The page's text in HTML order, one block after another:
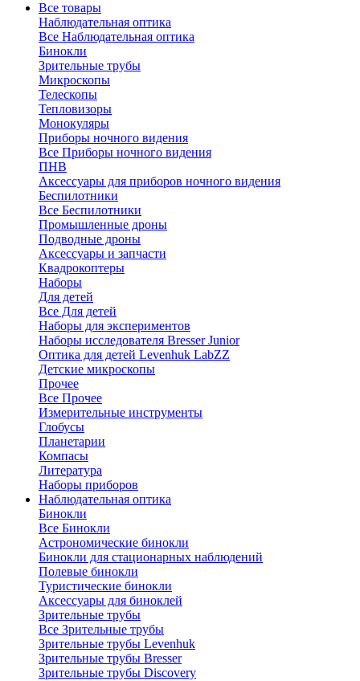
Все товары
Наблюдательная оптика
Все Наблюдательная оптика
Бинокли
Зрительные трубы
Микроскопы
Телескопы
Тепловизоры
Монокуляры
Приборы ночного видения
Все Приборы ночного видения
ПНВ
Аксессуары для приборов ночного видения
Беспилотники
Все Беспилотники
Промышленные дроны
Подводные дроны
Аксессуары и запчасти
Квадрокоптеры
Наборы
Для детей
Все Для детей
Наборы для экспериментов
Наборы исследователя Bresser Junior
Оптика для детей Levenhuk LabZZ
Детские микроскопы
Прочее
Все Прочее
Измерительные инструменты
Глобусы
Планетарии
Компасы
Литература
Наборы приборов
Наблюдательная оптика
Бинокли
Все Бинокли
Астрономические бинокли
Бинокли для стационарных наблюдений
Полевые бинокли
Туристические бинокли
Аксессуары для биноклей
Зрительные трубы
Все Зрительные трубы
Зрительные трубы Levenhuk
Зрительные трубы Bresser
Зрительные трубы Discovery